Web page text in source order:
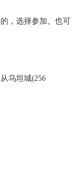
，选择参加。也可
乌坦城(256